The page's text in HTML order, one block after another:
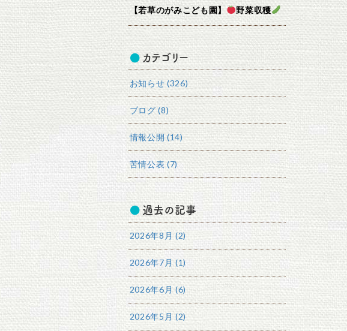
【若草のがみこども園】 野菜収穫
カテゴリー
お知らせ (326)
ブログ (8)
情報公開 (14)
苦情公表 (7)
過去の記事
2026年8月 (2)
2026年7月 (1)
2026年6月 (6)
2026年5月 (2)